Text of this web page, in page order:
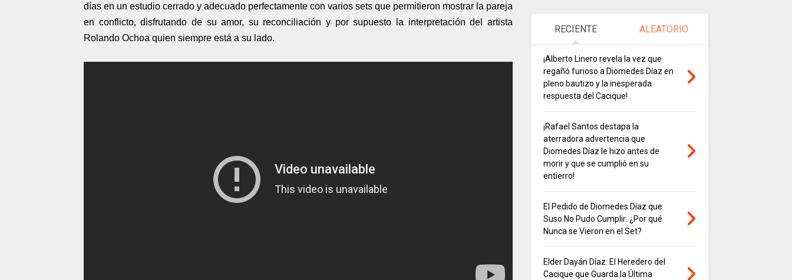
días en un estudio cerrado y adecuado perfectamente con varios sets que permitieron mostrar la pareja
en conflicto, disfrutando de su amor, su reconciliación y por supuesto la interpretación del artista
Rolando Ochoa quien siempre está a su lado.
RECIENTE ALEATORIO
¡Alberto Linero revela la vez que
regañó furioso a Diomedes Díaz en
pleno bautizo y la inesperada
respuesta del Cacique!
¡Rafael Santos destapa la
aterradora advertencia que
Diomedes Díaz le hizo antes de
morir y que se cumplió en su
entierro!
El Pedido de Diomedes Díaz que
Suso No Pudo Cumplir: ¿Por qué
Nunca se Vieron en el Set?
Elder Dayán Díaz: El Heredero del
Cacique que Guarda la Última